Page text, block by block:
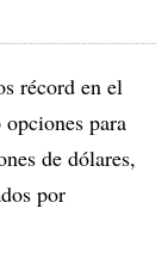
récord en el
para
de dólares,
por